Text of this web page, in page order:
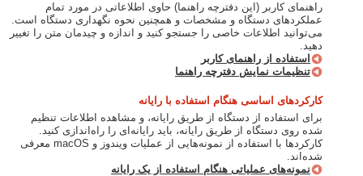
‏راهنمای کاربر (این دفترچه راهنما) حاوی اطلاعاتی در مورد تمام
عملکردهای دستگاه و مشخصات و همچنین نحوه نگهداری دستگاه است.
می‌توانید اطلاعات خاصی را جستجو کنید و اندازه و چیدمان متن را تغییر
دهید.
استفاده از ‏راهنمای کاربر
تنظیمات نمایش دفترچه راهنما
کارکردهای اساسی هنگام استفاده با رایانه
برای استفاده از دستگاه از طریق رایانه، و مشاهده اطلاعات تنظیم
شده روی دستگاه از طریق رایانه، باید رایانه‌ای را راه‌اندازی کنید.
کارکرد‌ها با استفاده از نمونه‌هایی از عملیات ویندوز و macOS معرفی
شده‌اند.
نمونه‌های عملیاتی هنگام استفاده از یک رایانه